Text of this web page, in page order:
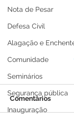
Nota de Pesar
Defesa Civil
Alagação e
Comunidade
Seminários
Segurança pública
Inauguração
Comentários